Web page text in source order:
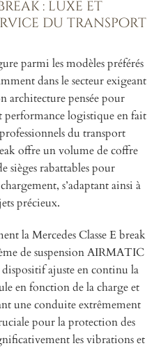
: luxe et
du transport
parmi les modèles préférés
dans le secteur exigeant
architecture pensée pour
logistique en fait
du transport
offre un volume de coffre
sièges rabattables pour
s’adaptant ainsi à
précieux.
la Mercedes Classe E break
de suspension AIRMATIC
ajuste en continu la
en fonction de la charge et
une conduite extrêmement
pour la protection des
les vibrations et